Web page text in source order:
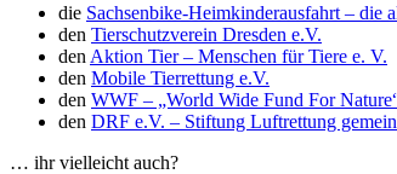
die Sachsenbike-Heimkinderausfahrt – die
den Tierschutzverein Dresden e.V.
den Aktion Tier – Menschen für Tiere e. V.
den Mobile Tierrettung e.V.
den WWF – „World Wide Fund For
den DRF e.V. – Stiftung Luftrettung
… ihr vielleicht auch?